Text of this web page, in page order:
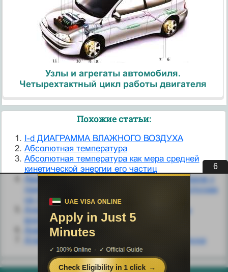
Узлы и агрегаты автомобиля.
Четырехтактный цикл работы двигателя
Похожие статьи:
I-d ДИАГРАММА ВЛАЖНОГО ВОЗДУХА
Абсолютная температура
Абсолютная температура как мера средней
кинетической энергии его частиц
Аварийные режимы декомпрессии водолазов с
применением для дыхания воздуха при спусках
на глубины 10-60 м
Адиабатические изменения температуры
воздуха
Анализ воздуха
Атмосферное давление и плотность воздуха
5